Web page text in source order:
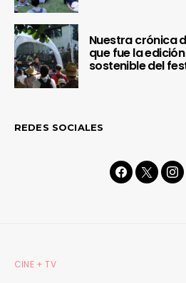
Nuestra crónica
que fue la
sostenible del
REDES SOCIALES
CINE + TV